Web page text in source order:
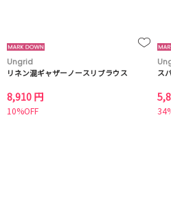
Ungrid
リネン混ギャザーノースリブラウス
8,910 円
10%OFF
ス